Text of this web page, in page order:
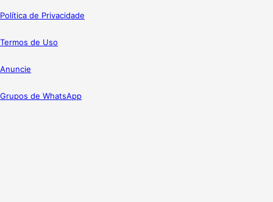
Política de Privacidade
Termos de Uso
Anuncie
Grupos de WhatsApp